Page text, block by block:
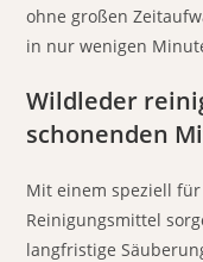
ohne großen
in nur wenigen
Wildleder
schonenden
Mit einem speziell
Reinigungsmittel
langfristige